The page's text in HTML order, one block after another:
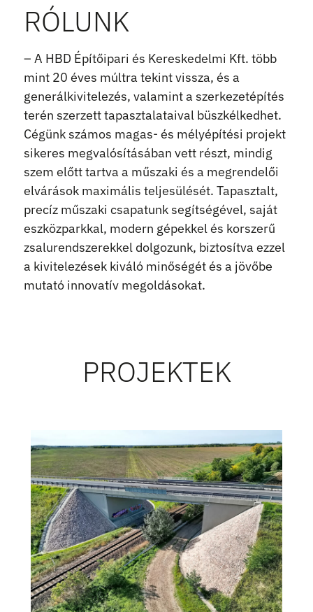
RÓLUNK
– A HBD Építőipari és Kereskedelmi Kft. több
mint 20 éves múltra tekint vissza, és a
generálkivitelezés, valamint a szerkezetépítés
terén szerzett tapasztalataival büszkélkedhet.
Cégünk számos magas- és mélyépítési projekt
sikeres megvalósításában vett részt, mindig
szem előtt tartva a műszaki és a megrendelői
elvárások maximális teljesülését. Tapasztalt,
precíz műszaki csapatunk segítségével, saját
eszközparkkal, modern gépekkel és korszerű
zsalurendszerekkel dolgozunk, biztosítva ezzel
a kivitelezések kiváló minőségét és a jövőbe
mutató innovatív megoldásokat.
PROJEKTEK